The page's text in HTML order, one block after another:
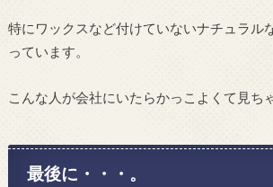
特にワックスなど付けていないナチュラル
っています。
こんな人が会社にいたらかっこよくて見ち
最後に・・・。